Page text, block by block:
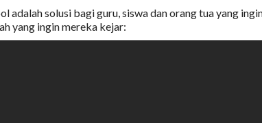
adalah solusi bagi guru, siswa dan orang tua yang
yang ingin mereka kejar: